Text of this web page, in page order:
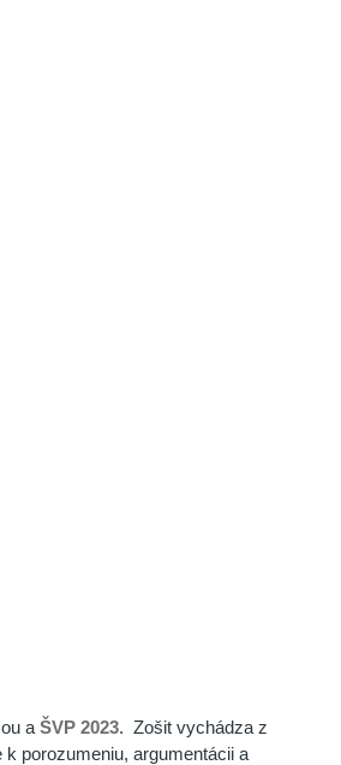
a ŠVP 2023. Zošit vychádza z
porozumeniu, argumentácii a